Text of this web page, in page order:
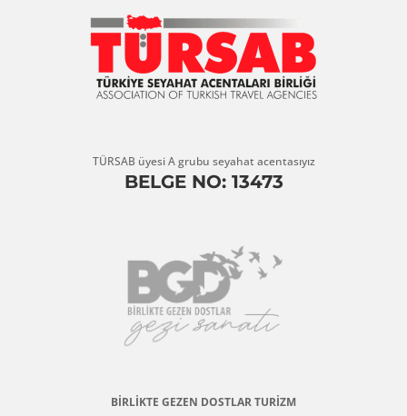
TÜRSAB üyesi A grubu seyahat acentasıyız
BELGE NO: 13473
BİRLİKTE GEZEN DOSTLAR TURİZM